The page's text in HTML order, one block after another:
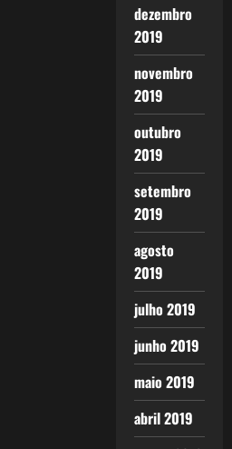
dezembro
2019
novembro
2019
outubro
2019
setembro
2019
agosto
2019
julho 2019
junho 2019
maio 2019
abril 2019